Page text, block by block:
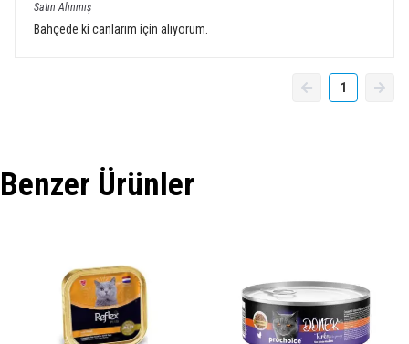
Satın Alınmış
Bahçede ki canlarım için alıyorum.
1
Benzer Ürünler